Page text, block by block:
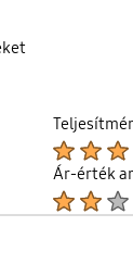
Ár-érték